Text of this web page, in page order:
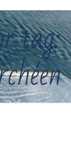
tag: